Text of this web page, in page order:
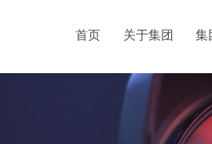
首页 关于集团 集